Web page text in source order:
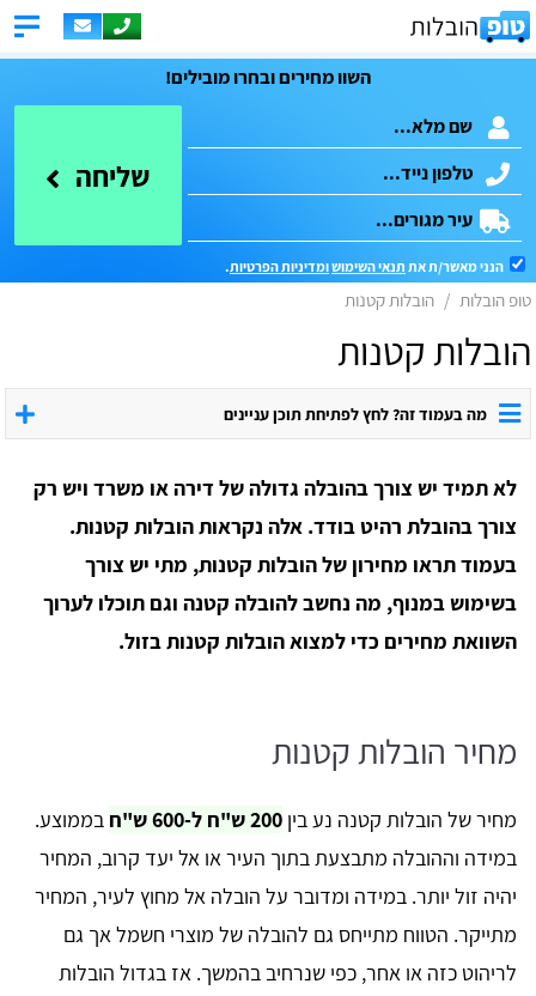
השוו מחירים ובחרו מובילים!
שליחה
הנני מאשר/ת את תנאי השימושומדיניות הפרטיות.
טופ הובלות הובלות קטנות
הובלות קטנות
מה בעמוד זה? לחץ לפתיחת תוכן עניינים
לא תמיד יש צורך בהובלה גדולה של דירה או משרד ויש רק
צורך בהובלת רהיט בודד. אלה נקראות הובלות קטנות.
בעמוד תראו מחירון של הובלות קטנות, מתי יש צורך
בשימוש במנוף, מה נחשב להובלה קטנה וגם תוכלו לערוך
השוואת מחירים כדי למצוא הובלות קטנות בזול.
מחיר הובלות קטנות
מחיר של הובלות קטנה נע בין 200 ש"ח ל-600 ש"ח
בממוצע.
במידה וההובלה מתבצעת בתוך העיר או אל יעד קרוב, המחיר
יהיה זול יותר. במידה ומדובר על הובלה אל מחוץ לעיר, המחיר
מתייקר. הטווח מתייחס גם להובלה של מוצרי חשמל אך גם
לריהוט כזה או אחר, כפי שנרחיב בהמשך. אז בגדול הובלות